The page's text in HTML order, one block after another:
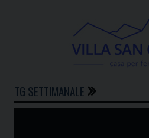
TG SETTIMANALE